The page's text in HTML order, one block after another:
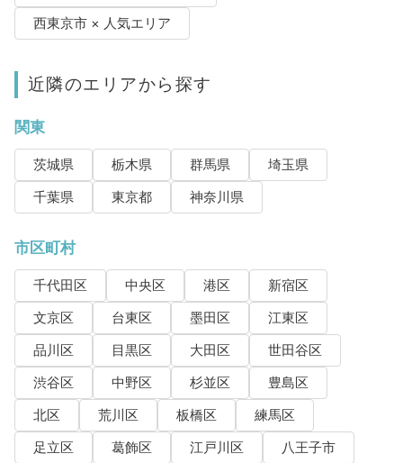
西東京市 × 人気エリア
近隣のエリアから探す
関東
茨城県 栃木県 群馬県
埼玉県
千葉県
東京都 神奈川県
市区町村
千代田区 中央区 港区
新宿区
文京区
台東区 墨田区
江東区
品川区
目黒区 大田区
世田谷区
渋谷区
中野区 杉並区
豊島区
北区
荒川区 板橋区
練馬区
足立区
葛飾区 江戸川区
八王子市